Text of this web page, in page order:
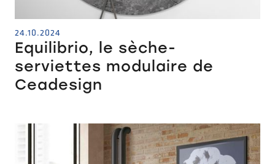
24.10.2024
Equilibrio, le sèche-
serviettes modulaire de
Ceadesign